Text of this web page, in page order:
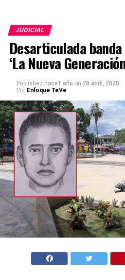
JUDICIAL
Desarticulada
‘La Nueva
Published hace1 año on 28 abril, 2025
Por Enfoque TeVe